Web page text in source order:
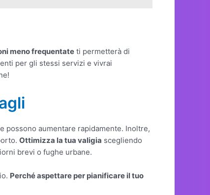
meno frequentate ti permetterà di
per gli stessi servizi e vivrai
possono aumentare rapidamente. Inoltre,
Ottimizza la tua valigia scegliendo
brevi o fughe urbane.
Perché aspettare per pianificare il tuo